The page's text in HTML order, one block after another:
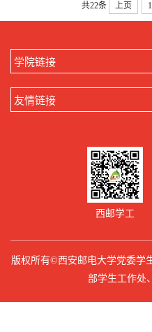
共22条 上页 1
西邮学工
版权所有©西安邮电大学党委学
部学生工作处